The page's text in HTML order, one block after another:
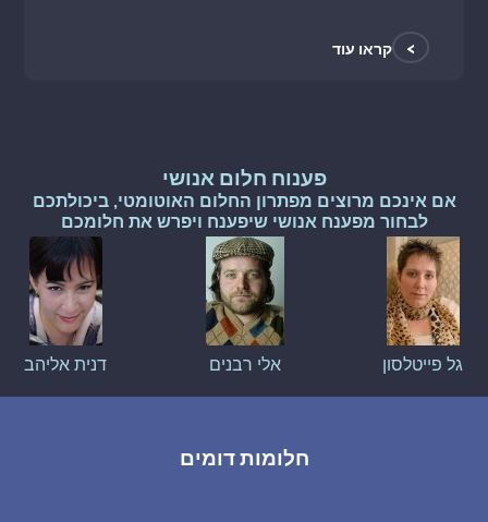
> קראו עוד
פענוח חלום אנושי
אם אינכם מרוצים מפתרון החלום האוטומטי, ביכולתכם
לבחור מפענח אנושי שיפענח ויפרש את חלומכם
גל פייטלסון אלי רבנים דנית אליהב
חלומות דומים